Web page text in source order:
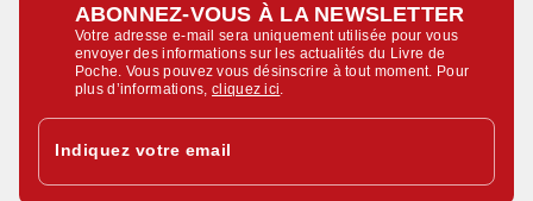
ABONNEZ-VOUS À LA NEWSLETTER
Votre adresse e-mail sera uniquement utilisée pour vous
envoyer des informations sur les actualités du Livre de
Poche. Vous pouvez vous désinscrire à tout moment. Pour
plus d’informations,cliquez ici
Indiquez votre email